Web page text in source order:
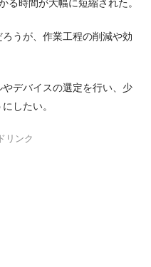
る時間が大幅に短縮された。
うが、作業工程の削減や効
デバイスの選定を行い、少
したい。
リンク